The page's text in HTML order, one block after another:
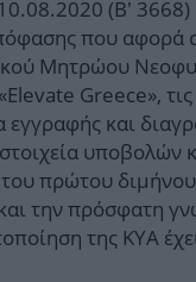
(B’ 3668)
που αφορά
Μητρώου
Greece»,
εγγραφής και
υποβολών
πρώτου διμήνου
την πρόσφατη
της ΚΥΑ